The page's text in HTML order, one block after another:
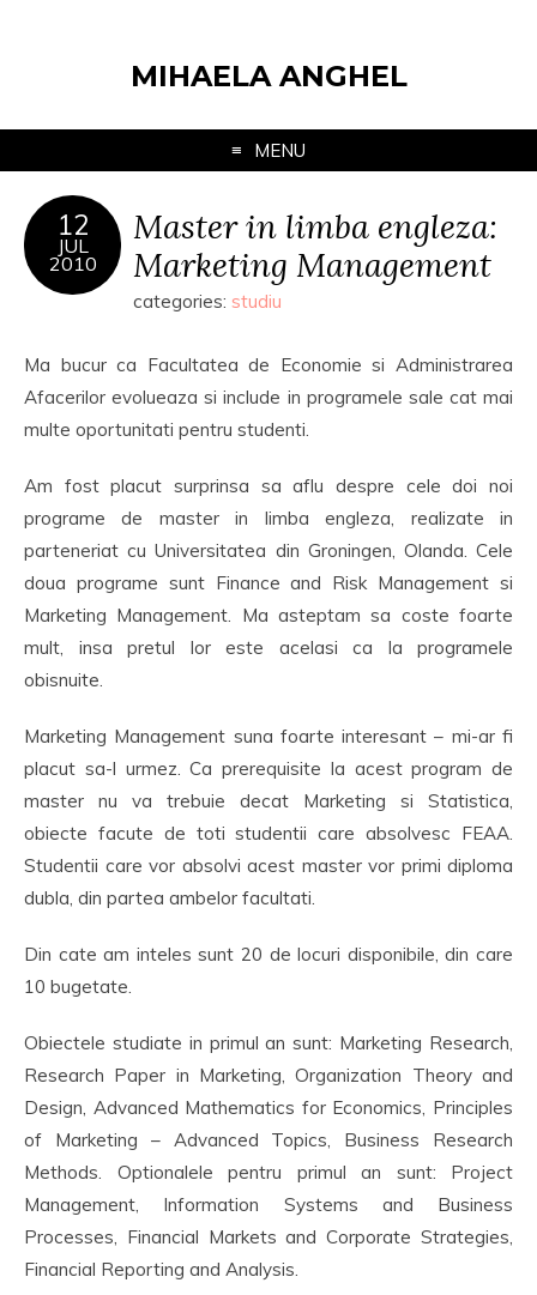
MIHAELA ANGHEL
MENU
12
JUL
2010
Master in limba engleza:
Marketing Management
categories: studiu
Ma bucur ca Facultatea de Economie si Administrarea
Afacerilor evolueaza si include in programele sale cat mai
multe oportunitati pentru studenti.
Am fost placut surprinsa sa aflu despre cele doi noi
programe de master in limba engleza, realizate in
parteneriat cu Universitatea din Groningen, Olanda. Cele
doua programe sunt Finance and Risk Management si
Marketing Management. Ma asteptam sa coste foarte
mult, insa pretul lor este acelasi ca la programele
obisnuite.
Marketing Management suna foarte interesant – mi-ar fi
placut sa-l urmez. Ca prerequisite la acest program de
master nu va trebuie decat Marketing si Statistica,
obiecte facute de toti studentii care absolvesc FEAA.
Studentii care vor absolvi acest master vor primi diploma
dubla, din partea ambelor facultati.
Din cate am inteles sunt 20 de locuri disponibile, din care
10 bugetate.
Obiectele studiate in primul an sunt: Marketing Research,
Research Paper in Marketing, Organization Theory and
Design, Advanced Mathematics for Economics, Principles
of Marketing – Advanced Topics, Business Research
Methods. Optionalele pentru primul an sunt: Project
Management, Information Systems and Business
Processes, Financial Markets and Corporate Strategies,
Financial Reporting and Analysis.